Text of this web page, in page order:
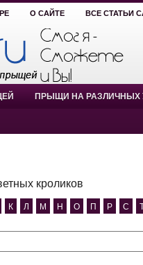
О САЙТЕ ВСЕ СТАТЬИ
ПРЫЩИ НА РАЗЛИЧНЫХ
кроликов
К Л М Н О П Р С